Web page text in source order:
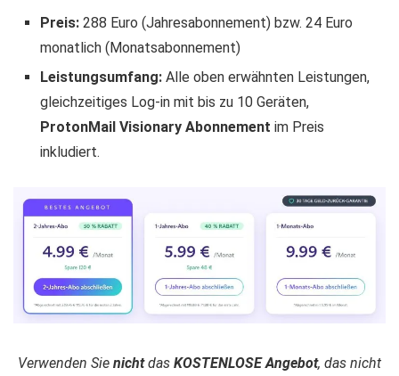
Preis: 288 Euro (Jahresabonnement) bzw. 24 Euro
monatlich (Monatsabonnement)
Leistungsumfang: Alle oben erwähnten Leistungen,
gleichzeitiges Log-in mit bis zu 10 Geräten,
ProtonMail Visionary Abonnement im Preis
inkludiert.
Verwenden Sie nichtdas KOSTENLOSE Angebot, das nicht